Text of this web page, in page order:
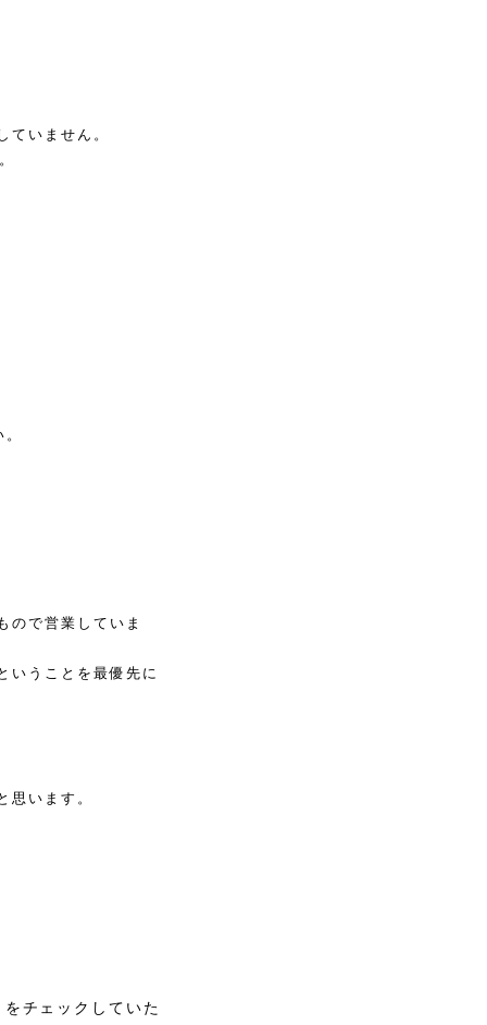
ていません。
ので営業していま
いうことを最優先に
思います。
チェックしていた